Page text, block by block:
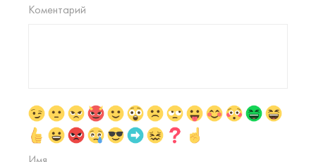
Коментарий